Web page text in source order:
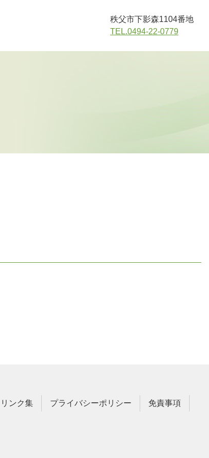
秩父市下影森1104番地
TEL.0494-22-0779
リンク集 プライバシーポリシー 免責事項